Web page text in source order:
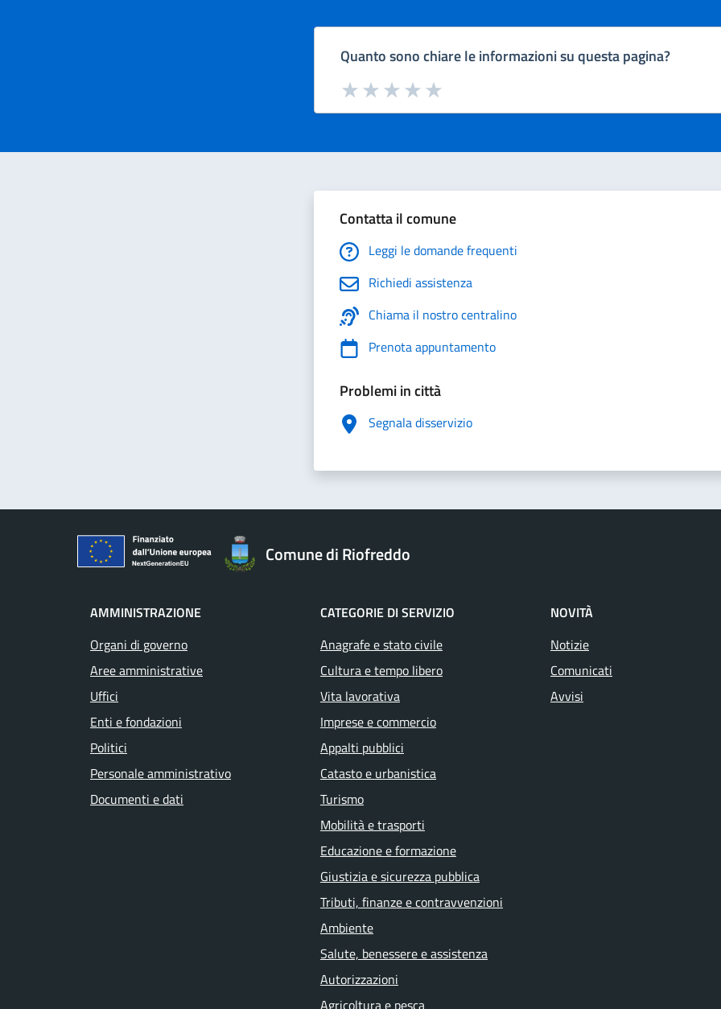
Quanto sono chiare le informazioni su questa pagina?
Valuta da 1 a 5 stelle la pagina
Valuta 5 stelle su 5
Valuta 4 stelle su 5
Valuta 3 stelle su 5
Valuta 2 stelle su 5
Valuta 1 stelle su 5
Contatta il comune
Leggi le domande frequenti
Richiedi assistenza
Chiama il nostro centralino
Prenota appuntamento
Problemi in città
Segnala disservizio
Comune di Riofreddo
AMMINISTRAZIONE
Organi di governo
Aree amministrative
Uffici
Enti e fondazioni
Politici
Personale amministrativo
Documenti e dati
CATEGORIE DI SERVIZIO
Anagrafe e stato civile
Cultura e tempo libero
Vita lavorativa
Imprese e commercio
Appalti pubblici
Catasto e urbanistica
Turismo
Mobilità e trasporti
Educazione e formazione
Giustizia e sicurezza pubblica
Tributi, finanze e contravvenzioni
Ambiente
Salute, benessere e assistenza
Autorizzazioni
Agricoltura e pesca
NOVITÀ
Notizie
Comunicati
Avvisi